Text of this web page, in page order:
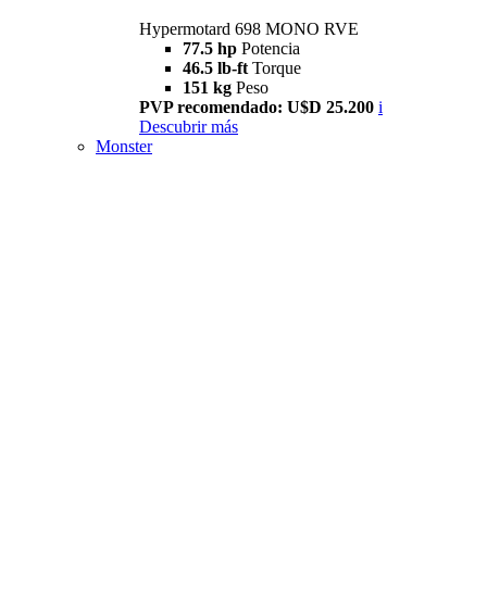
Hypermotard 698 MONO RVE
77.5 hp Potencia
46.5 lb-ft Torque
151 kg Peso
PVP recomendado: U$D 25.200 i
Descubrir más
Monster